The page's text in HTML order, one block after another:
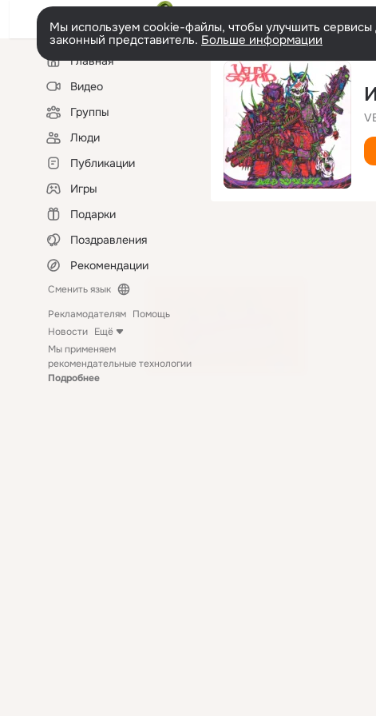
Мы используем cookie-файлы, чтобы улучшить
законный представитель. Больше информации
Левая
колонкаГлавная
Видео
Группы
Люди
Публикации
Игры
Подарки
Поздравления
Рекомендации
Сменить язык
Рекламодателям Помощь
Новости Ещё
Мы применяем
рекомендательные технологии
Подробнее